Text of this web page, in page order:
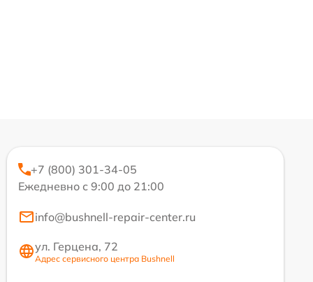
+7 (800) 301-34-05
Ежедневно с 9:00 до 21:00
info@bushnell-repair-center.ru
ул. Герцена, 72
Адрес сервисного центра Bushnell